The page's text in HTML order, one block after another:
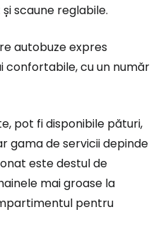
scaune reglabile.
autobuze expres
confortabile, cu un număr
pot fi disponibile pături,
gama de servicii depinde
este destul de
mai groase la
pentru